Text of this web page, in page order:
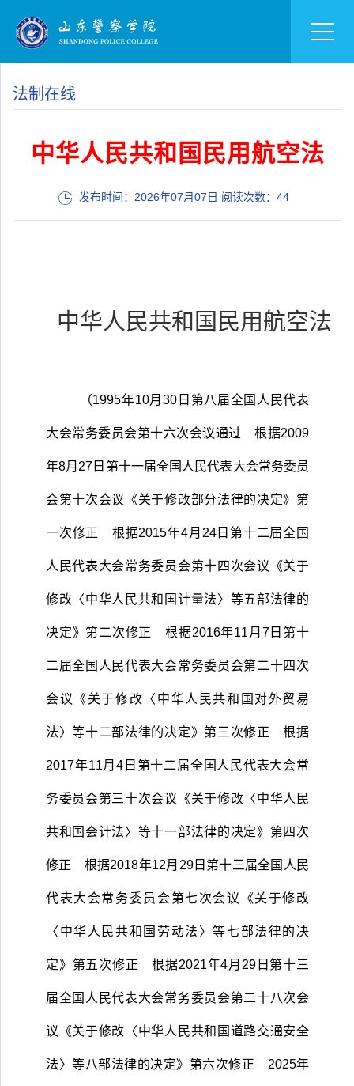
法制在线
中华人民共和国民用航空法
发布时间：2026年07月07日 阅读次数： 44
中华人民共和国民用航空法
（1995年10月30 日第八届全国人民代表
大会常务委员会第十六次会议通过 根据2009
年8月 27 日第十一届全国人民代表大会常务委员
会第十次会议《关于修改部分法律的决定》第
一次修正 根据2015年4月 24日第十二届全国
人民代表大会常务委员会第十四次会议《关于
修改〈中华人民共和国计量法〉等五部法律的
决定》第二次修正 根据2016年11 月 7日第十
二届全国人民代表大会常务委员会第二十四次
会议《关于修改〈中华人民共和国对外贸易
法〉等十二部法律的决定》第三次修正 根据
2017年11月4 日第十二届全国人民代表大会常
务委员会第三十次会议《关于修改〈中华人民
共和国会计法〉等十一部法律的决定》第四次
修正 根据2018年12月 29日第十三届全国人民
代表大会常务委员会第七次会议《关于修改
〈中华人民共和国劳动法〉等七部法律的决
定》第五次修正 根据2021年4月 29日第十三
届全国人民代表大会常务委员会第二十八次会
议《关于修改〈中华人民共和国道路交通安全
法〉等八部法律的决定》第六次修正 2025年